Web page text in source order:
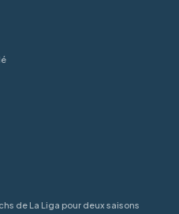
de La Liga pour deux saisons